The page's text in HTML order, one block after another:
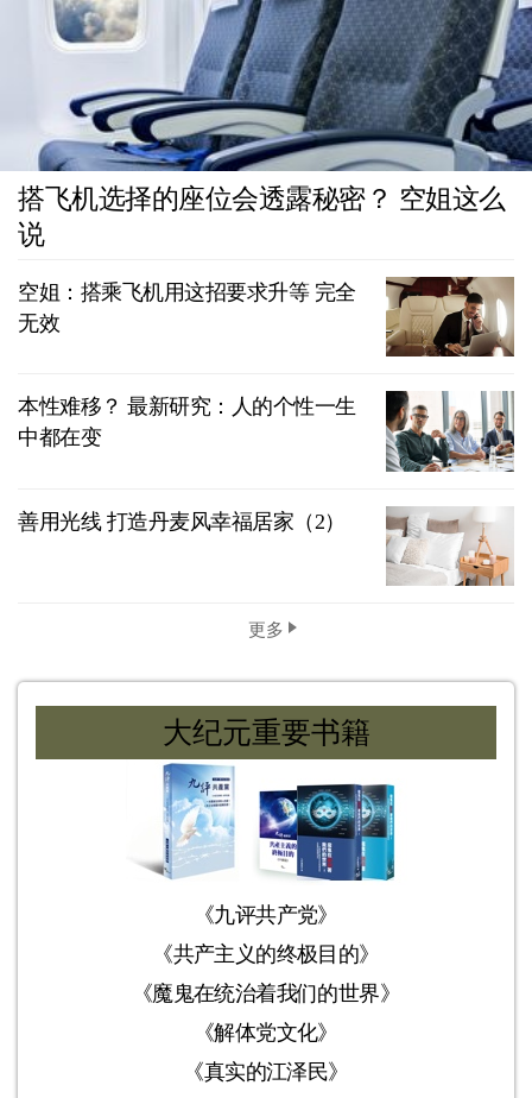
搭飞机选择的座位会透露秘密？ 空姐这么
说
空姐：搭乘飞机用这招要求升等 完全
无效
本性难移？ 最新研究：人的个性一生
中都在变
善用光线 打造丹麦风幸福居家（2）
更多
大纪元重要书籍
《九评共产党》
《共产主义的终极目的》
《魔鬼在统治着我们的世界》
《解体党文化》
《真实的江泽民》